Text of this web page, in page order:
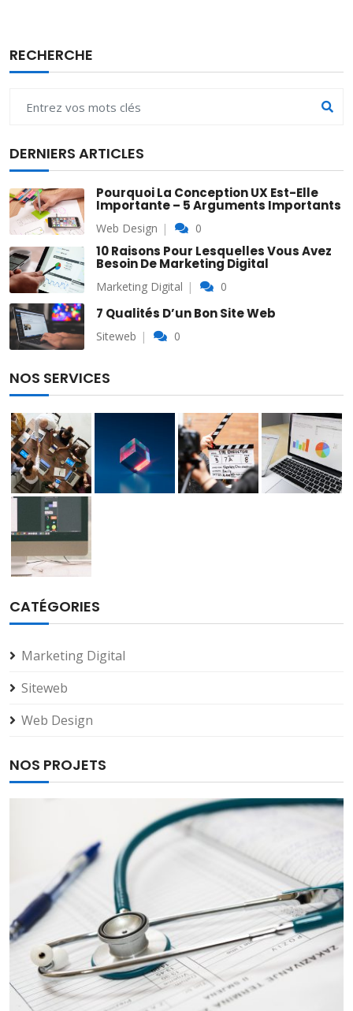
RECHERCHE
DERNIERS ARTICLES
Pourquoi La Conception UX Est-Elle
Importante – 5 Arguments Importants
Web Design 0
10 Raisons Pour Lesquelles Vous Avez
Besoin De Marketing Digital
Marketing Digital 0
7 Qualités D’un Bon Site Web
Siteweb 0
NOS SERVICES
CATÉGORIES
Marketing Digital
Siteweb
Web Design
NOS PROJETS